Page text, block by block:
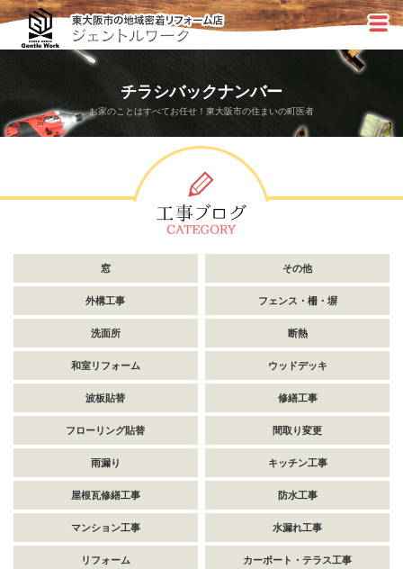
チラシバックナンバー
お家のことはすべてお任せ！東大阪市の住まいの町医者
窓 その他
外構工事 フェンス・柵・塀
洗面所 断熱
和室リフォーム ウッドデッキ
波板貼替 修繕工事
フローリング貼替 間取り変更
雨漏り キッチン工事
屋根瓦修繕工事 防水工事
マンション工事 水漏れ工事
リフォーム カーポート・テラス工事